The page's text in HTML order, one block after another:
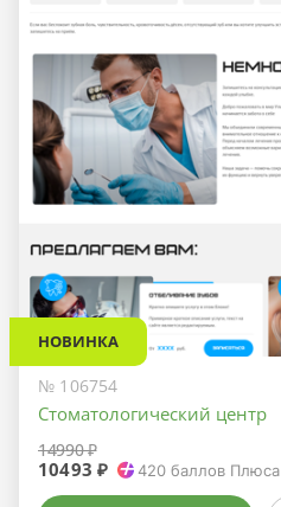
НОВИНКА
№ 106754
Стоматологический центр
14990 ₽
10493 ₽ 420 баллов Плюса